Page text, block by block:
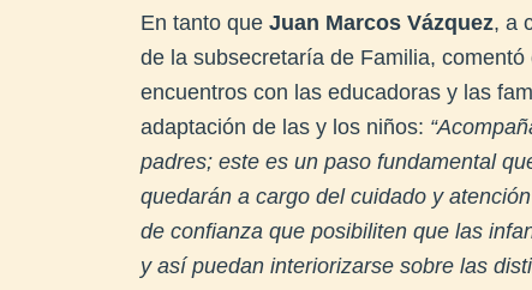
En tanto que Juan Marcos Vázquez, a
de la subsecretaría de Familia,
encuentros con las educadoras y las
adaptación de las y los niños:
padres; este es un paso fundamental
quedarán a cargo del cuidado y
de confianza que posibiliten que las
y así puedan interiorizarse sobre las